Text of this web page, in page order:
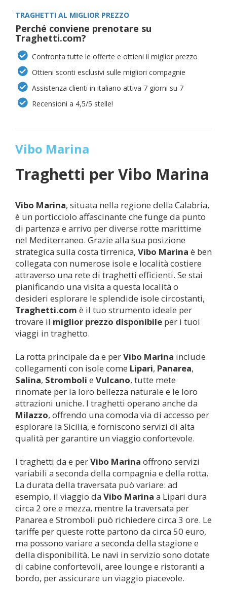
TRAGHETTI AL MIGLIOR PREZZO
Perché conviene prenotare su
Traghetti.com?
Confronta tutte le offerte e ottieni il miglior prezzo
Ottieni sconti esclusivi sulle migliori compagnie
Assistenza clienti in italiano attiva 7 giorni su 7
Recensioni a 4,5/5 stelle!
Vibo Marina
Traghetti perVibo Marina
Vibo Marina, situata nella regione della Calabria,
è un porticciolo affascinante che funge da punto
di partenza e arrivo per diverse rotte marittime
nel Mediterraneo. Grazie alla sua posizione
strategica sulla costa tirrenica, Vibo Marina è ben
collegata con numerose isole e località costiere
attraverso una rete di traghetti efficienti. Se stai
pianificando una visita a questa località o
desideri esplorare le splendide isole circostanti,
Traghetti.com è il tuo strumento ideale per
trovare il miglior prezzo disponibile per i tuoi
viaggi in traghetto.
La rotta principale da e perVibo Marina include
collegamenti con isole come Lipari, Panarea,
Salina, Stromboli e Vulcano, tutte mete
rinomate per la loro bellezza naturale e le loro
attrazioni uniche. I traghetti operano anche da
Milazzo, offrendo una comoda via di accesso per
esplorare la Sicilia, e forniscono servizi di alta
qualità per garantire un viaggio confortevole.
I traghetti da e perVibo Marina offrono servizi
variabili a seconda della compagnia e della rotta.
La durata della traversata può variare: ad
esempio, il viaggio da Vibo Marina a Lipari dura
circa 2 ore e mezza, mentre la traversata per
Panarea e Stromboli può richiedere circa 3 ore. Le
tariffe per queste rotte partono da circa 50 euro,
ma possono variare a seconda della stagione e
della disponibilità. Le navi in servizio sono dotate
di cabine confortevoli, aree lounge e ristoranti a
bordo, per assicurare un viaggio piacevole.